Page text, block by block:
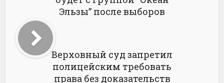
Эльзы” после выборов
Верховный суд запретил
полицейским требовать
права без доказательств